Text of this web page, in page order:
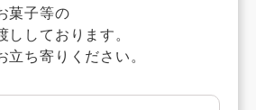
菓子等の
ししております。
立ち寄りください。